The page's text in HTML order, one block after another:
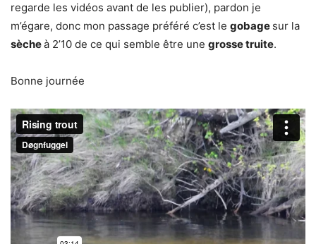
regarde les vidéos avant de les publier), pardon je
m’égare, donc mon passage préféré c’est le gobage sur la
sècheà 2’10 de ce qui semble être une grosse truite.
Bonne journée